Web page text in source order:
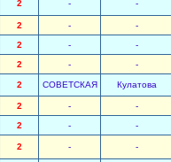
2 - -
2 -
-
2 -
-
2 - -
2 СОВЕТСКАЯ Кулатова
2 -
-
2 - -
2 - -